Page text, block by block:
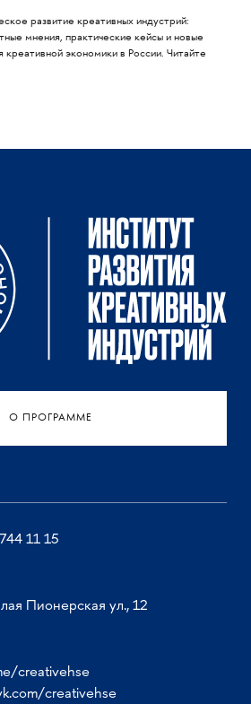
развитие креативных индустрий:
мнения, практические кейсы и новые
креативной экономики в России. Читайте
О ПРОГРАММЕ
11 15
Пионерская ул., 12
creativehse
creativehse